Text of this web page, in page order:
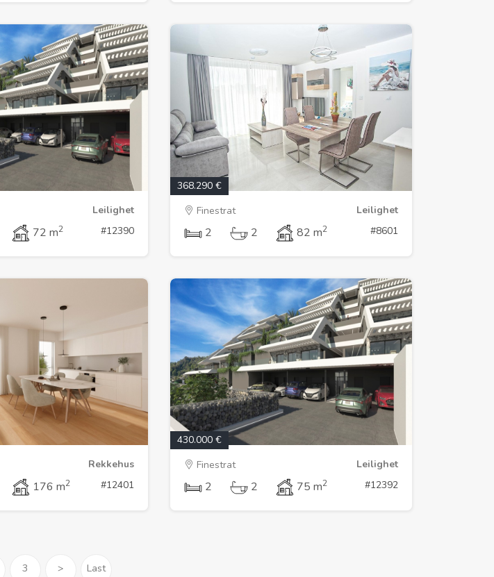
Leilighet
72 m2 #12390
368.290 €
Finestrat
Leilighet
2 2 82 m2 #8601
Rekkehus
176 m2 #12401
430.000 €
Finestrat
Leilighet
2 2 75 m2 #12392
3 > Last